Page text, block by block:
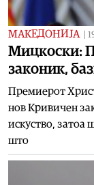
МАКЕДОНИЈА
Мицкоски:
законик,
Премиерот
нов Кривичен
искуство, затоа
што